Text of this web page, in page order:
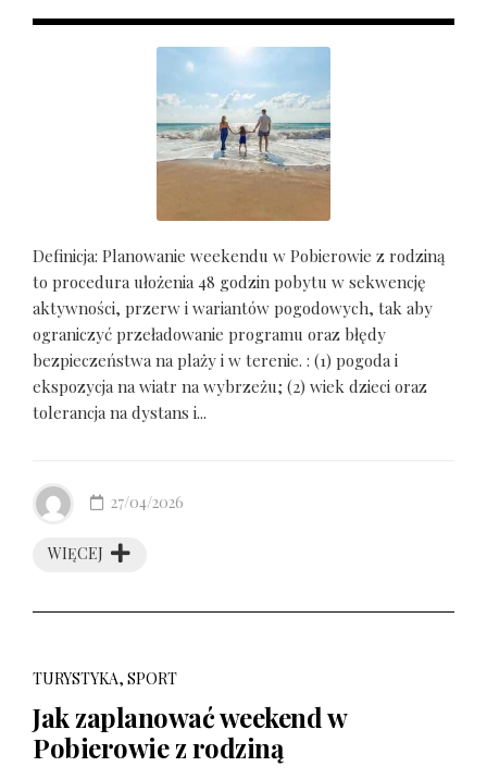
Definicja: Planowanie weekendu w Pobierowie z rodziną
to procedura ułożenia 48 godzin pobytu w sekwencję
aktywności, przerw i wariantów pogodowych, tak aby
ograniczyć przeładowanie programu oraz błędy
bezpieczeństwa na plaży i w terenie. : (1) pogoda i
ekspozycja na wiatr na wybrzeżu; (2) wiek dzieci oraz
tolerancja na dystans i...
WIĘCEJ
27/04/2026
TURYSTYKA, SPORT
Jak zaplanować weekend w
Pobierowie z rodziną